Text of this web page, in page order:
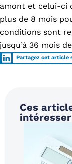
amont et celui-ci
plus de 8 mois
conditions sont
jusqu’à 36 mois
Partagez cet article
Ces